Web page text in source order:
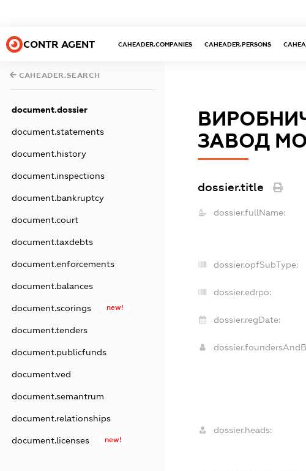
CONTR AGENT CAHEADER.COMPANIES CAHEADER.PERSONS
CAHEADER.SEARCH
document.dossier
document.statements
document.history
document.inspections
document.bankruptcy
document.court
document.taxdebts
document.enforcements
document.balances
document.scorings new!
document.tenders
document.publicfunds
document.ved
document.semantrum
document.relationships
document.licenses new!
ЗАВОД
dossier.title
dossier.fullName:
dossier.opfSubType:
dossier.edrpo:
dossier.regDate:
dossier.heads: